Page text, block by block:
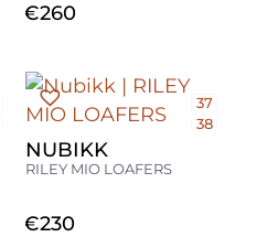
€260
NUBIKK
RILEY MIO LOAFERS
€230
37
38